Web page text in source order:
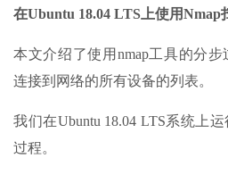
在Ubuntu 18.04 LTS上使用Nmap
本文介绍了使用nmap工具的分
连接到网络的所有设备的列表。
我们在Ubuntu 18.04 LTS系统上
过程。